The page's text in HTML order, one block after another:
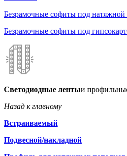
Безрамочные софиты под натяжной
Безрамочные софиты под
Светодиодные лентыи
Назад к главному
Встраиваемый
Подвесной/накладной